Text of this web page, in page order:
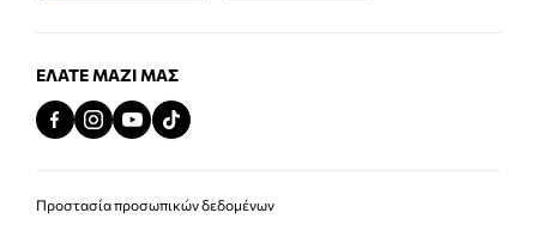
ΕΛΆΤΕ ΜΑΖΊ ΜΑΣ
Προστασία προσωπικών δεδομένων